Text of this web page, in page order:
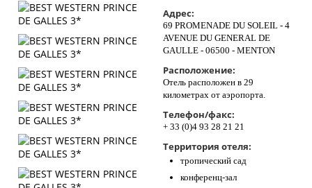
Адрес:
69 PROMENADE DU SOLEIL - 4
AVENUE DU GENERAL DE
GAULLE - 06500 - MENTON
Расположение:
Отель расположен в 29
километрах от аэропорта.
Телефон/факс:
+ 33 (0)4 93 28 21 21
Территория отеля:
тропический сад
конференц-зал